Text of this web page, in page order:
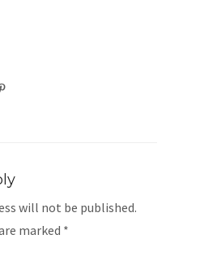
will not be published.
marked *